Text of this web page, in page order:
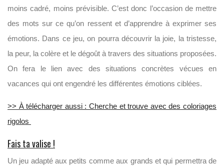
moins cadré, moins prévisible. C’est donc l’occasion de mettre
des mots sur ce qu’on ressent et d’apprendre à exprimer ses
émotions. Dans ce jeu, on pourra découvrir la joie, la tristesse,
la peur, la colère et le dégoût à travers des situations proposées.
On fera le lien avec des situations concrètes vécues en
vacances qui ont engendré les différentes émotions ciblées.
>> À télécharger aussi : Cherche et trouve avec des coloriages
rigolos
Fais ta valise !
Un jeu adapté aux petits comme aux grands et qui permettra de